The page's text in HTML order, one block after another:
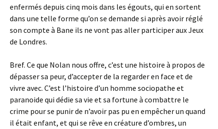
enfermés depuis cinq mois dans les égouts, qui en sortent
dans une telle forme qu’on se demande si après avoir réglé
son compte à Bane ils ne vont pas aller participer aux Jeux
de Londres.
Bref. Ce que Nolan nous offre, c’est une histoire à propos de
dépasser sa peur, d’accepter de la regarder en face et de
vivre avec. C’est l’histoire d’un homme sociopathe et
paranoide qui dédie sa vie et sa fortune à combattre le
crime pour se punir de n’avoir pas pu en empêcher un quand
il était enfant, et qui se rêve en créature d’ombres, un